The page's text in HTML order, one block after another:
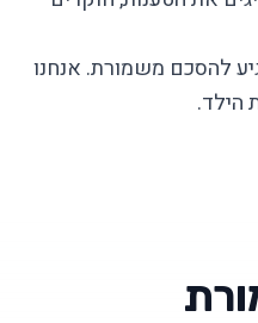
להסכם משמורת. אנחנו
הילד.